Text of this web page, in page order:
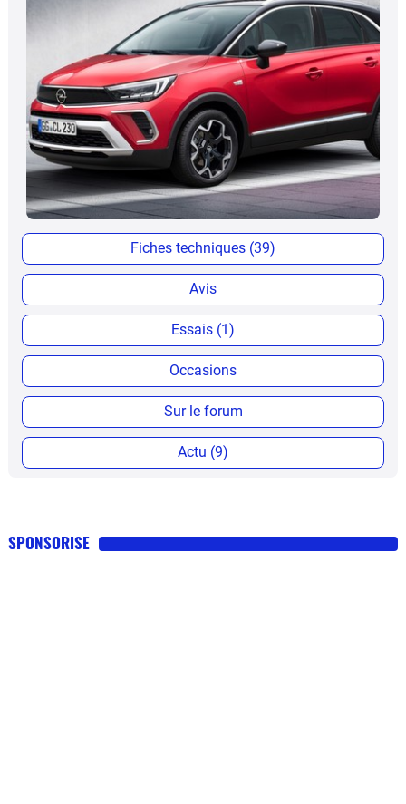
Fiches techniques (39)
Avis
Essais (1)
Occasions
Sur le forum
Actu (9)
SPONSORISE